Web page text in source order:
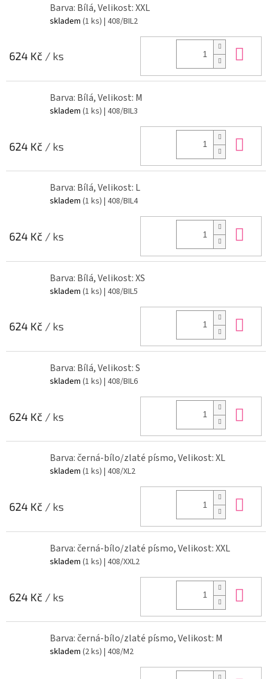
Barva: Bílá, Velikost: XXL
skladem (1 ks) | 408/BIL2
624 Kč / ks
Barva: Bílá, Velikost: M
skladem (1 ks) | 408/BIL3
624 Kč / ks
Barva: Bílá, Velikost: L
skladem (1 ks) | 408/BIL4
624 Kč / ks
Barva: Bílá, Velikost: XS
skladem (1 ks) | 408/BIL5
624 Kč / ks
Barva: Bílá, Velikost: S
skladem (1 ks) | 408/BIL6
624 Kč / ks
Barva: černá-bílo/zlaté písmo, Velikost: XL
skladem (1 ks) | 408/XL2
624 Kč / ks
Barva: černá-bílo/zlaté písmo, Velikost: XXL
skladem (1 ks) | 408/XXL2
624 Kč / ks
Barva: černá-bílo/zlaté písmo, Velikost: M
skladem (2 ks) | 408/M2